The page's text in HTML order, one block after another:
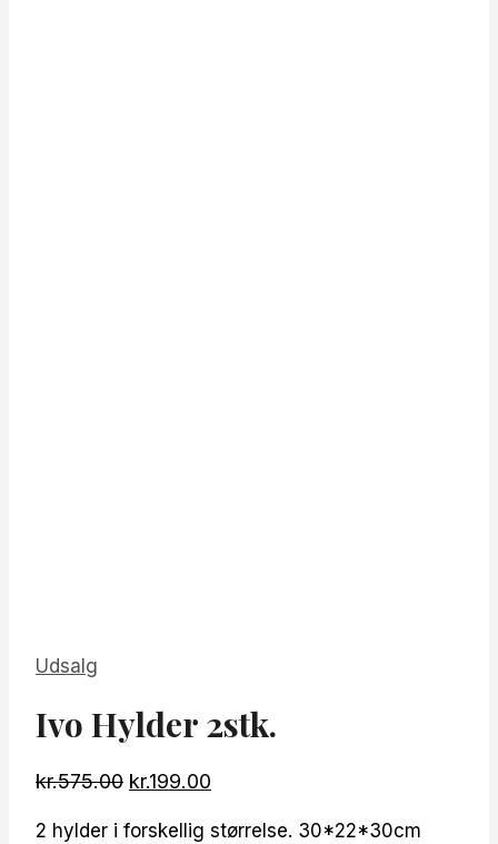
Udsalg
Ivo Hylder 2stk.
kr.575.00 Den
kr.199.00
2 hylder i forskellig størrelse. 30*22*30cm